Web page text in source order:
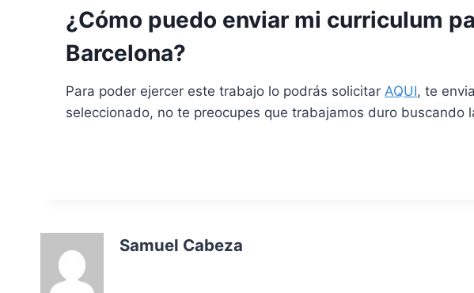
¿Cómo puedo enviar mi curriculum
Barcelona?
Para poder ejercer este trabajo lo podrás solicitar AQUI, te
seleccionado, no te preocupes que trabajamos duro buscando
Samuel Cabeza